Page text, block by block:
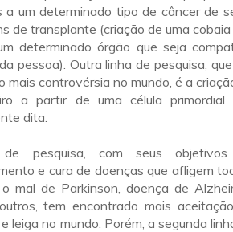
a um determinado tipo de câncer de
de transplante (criação de uma cobaia
determinado órgão que seja
pessoa). Outra linha de pesquisa,
mais controvérsia no mundo, é a
a partir de uma célula
dita.
pesquisa, com seus
e cura de doenças que afligem
mal de Parkinson, doença de
tem encontrado mais
leiga no mundo. Porém, a segunda